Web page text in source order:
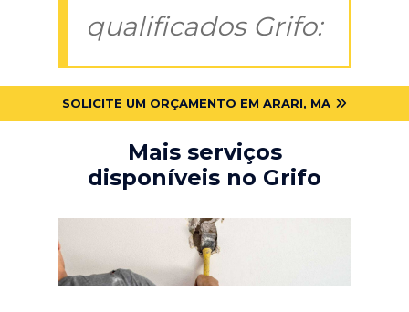
qualificados Grifo:
SOLICITE UM ORÇAMENTO EM ARARI, MA
Mais serviços
disponíveis no Grifo